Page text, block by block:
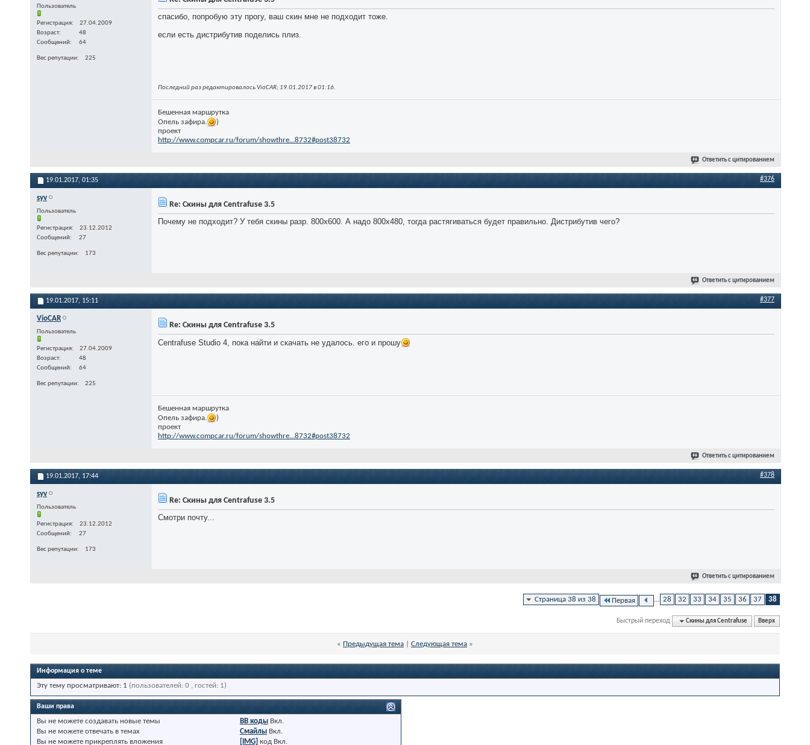
Пользователь
Регистрация
27.04.2009
Возраст
48
Сообщений
64
Вес репутации 225
спасибо, попробую эту прогу, ваш скин мне не подходит тоже.
если есть дистрибутив поделись плиз.
Последний раз редактировалось VioCAR; 19.01.2017 в01:16.
Бешенная маршрутка
Опель зафира.
)
проект
http://www.compcar.ru/forum/showthre...8732#post38732
Ответить с цитированием
19.01.2017, 01:35 #376
syv
Пользователь
Регистрация
23.12.2012
Сообщений
27
Вес репутации 173
Re: Скины для Centrafuse 3.5
Почему не подходит? У тебя скины разр. 800х600. А надо 800х480, тогда растягиваться будет правильно. Дистрибутив чего?
Ответить с цитированием
19.01.2017, 15:11 #377
VioCAR
Пользователь
Регистрация
27.04.2009
Возраст
48
Сообщений
64
Вес репутации 225
Re: Скины для Centrafuse 3.5
Centrafuse Studio 4, пока найти и скачать не удалось. его и прошу
Бешенная маршрутка
Опель зафира.
)
проект
http://www.compcar.ru/forum/showthre...8732#post38732
Ответить с цитированием
19.01.2017, 17:44 #378
syv
Пользователь
Регистрация
23.12.2012
Сообщений
27
Вес репутации 173
Re: Скины для Centrafuse 3.5
Смотри почту...
Ответить с цитированием
Страница 38 из 38 Первая ... 28 32 33 34 35 36 37 38
Быстрый переход Скины для Centrafuse Вверх
« Предыдущая тема Следующая тема »
Информация о теме
Эту тему просматривают: 1 (пользователей: 0 , гостей: 1)
Ваши права
Вы не можете создавать новые темы
Вы не можете отвечать в темах
Вы не можете прикреплять вложения
BB коды Вкл.
Смайлы Вкл.
[IMG] код Вкл.